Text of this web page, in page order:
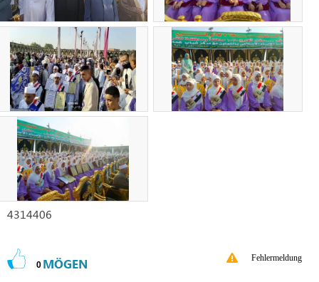
4314406
0 MÖGEN Fehlermeldung